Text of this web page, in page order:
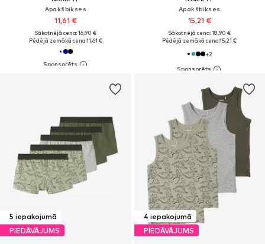
Apakšbikses
11,61 €
Sākotnējā cena: 16,90 €
Pēdējā zemākā cena:11,61 €
Apakšbikses
15,21 €
Sākotnējā cena: 18,90 €
Pēdējā zemākā cena:15,21 €
+2
5 iepakojumā
PIEDĀVĀJUMS
4 iepakojumā
PIEDĀVĀJUMS